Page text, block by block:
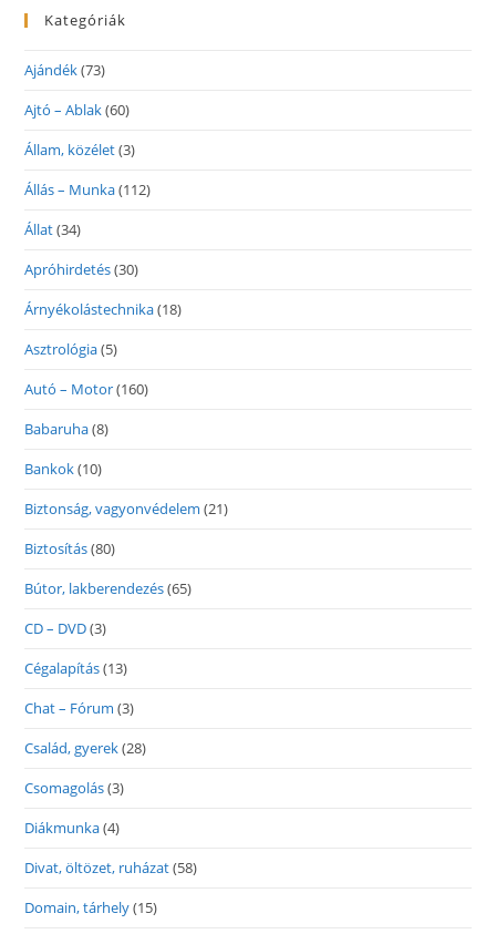
Kategóriák
Ajándék(73)
Ajtó – Ablak(60)
Állam, közélet(3)
Állás – Munka(112)
Állat(34)
Apróhirdetés(30)
Árnyékolástechnika(18)
Asztrológia(5)
Autó – Motor(160)
Babaruha(8)
Bankok(10)
Biztonság, vagyonvédelem (21)
Biztosítás(80)
Bútor, lakberendezés(65)
CD – DVD(3)
Cégalapítás(13)
Chat – Fórum (3)
Család, gyerek(28)
Csomagolás(3)
Diákmunka(4)
Divat, öltözet, ruházat(58)
Domain, tárhely(15)